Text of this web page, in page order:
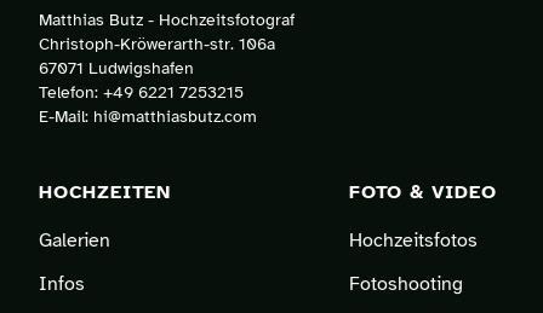
Matthias Butz - Hochzeitsfotograf
Christoph-Kröwerarth-str. 106a
67071 Ludwigshafen
Telefon: +49 6221 7253215
E-Mail: hi@matthiasbutz.com
HOCHZEITEN
Galerien
Infos
FOTO & VIDEO
Hochzeitsfotos
Fotoshooting